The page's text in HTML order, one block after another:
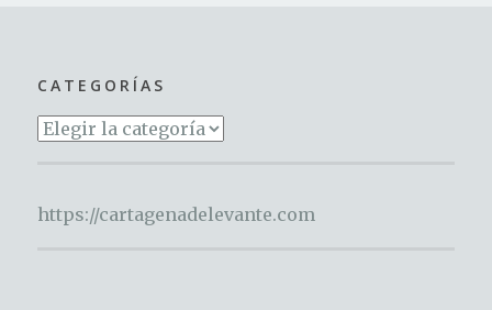
CATEGORÍAS
Categorías
https://cartagenadelevante.com